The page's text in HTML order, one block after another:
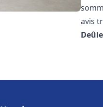
avis
Deûle